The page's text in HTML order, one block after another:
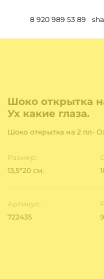
8 920 989 53 89
Шоко открытка
Ух какие глаза.
Шоко открытка на 2 пл-
Размер:
13,5*20 см.
Артикул:
722435